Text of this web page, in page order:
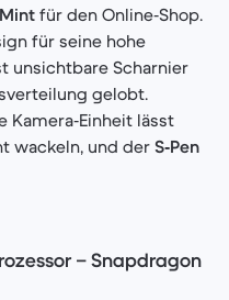
Mint für den Online‑Shop.
für seine hohe
unsichtbare Scharnier
gelobt.
Kamera‑Einheit lässt
wackeln, und der S‑Pen
– Snapdragon